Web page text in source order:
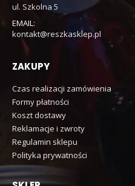
ul. Szkolna 5
EMAIL:
kontakt@reszkasklep.pl
ZAKUPY
Czas realizacji zamówienia
Formy płatności
Koszt dostawy
Reklamacje i zwroty
Regulamin sklepu
Polityka prywatności